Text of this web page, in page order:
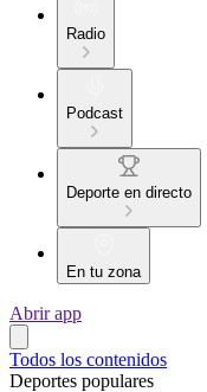
Radio
Podcast
Deporte en directo
En tu zona
Abrir app
Todos los contenidos
Deportes populares